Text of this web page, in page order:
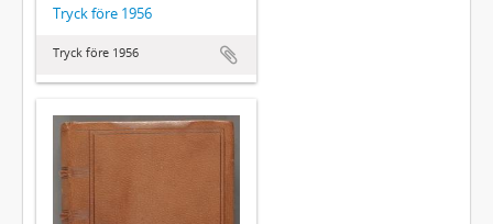
Tryck före 1956
Tryck före 1956